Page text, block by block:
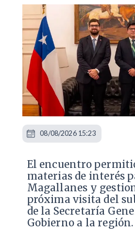
El encuentro
materias de interés
Magallanes y
próxima visita del
de la Secretaría
Gobierno a la región.
08/08/2026 15:23